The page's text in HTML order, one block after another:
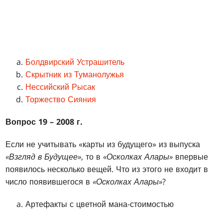
Болдвирский Устрашитель
Скрытник из Туманолужья
Нессийский Рысак
Торжество Сияния
Вопрос 19 – 2008 г.
Если не учитывать «карты из будущего» из выпуска
«Взгляд в Будущее», то в«Осколках Алары» впервые
появилось несколько вещей. Что из этого не входит в
число появившегося в«Осколках Алары»?
Артефакты с цветной мана-стоимостью